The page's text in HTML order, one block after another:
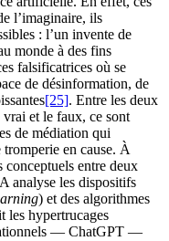
l’imaginaire, ils
: l’un invente de
monde à des fins
falsificatrices où se
de désinformation, de
[25]. Entre les deux
vrai et le faux, ce sont
de médiation qui
en cause. À
conceptuels entre deux
analyse les dispositifs
) et des algorithmes
les hypertrucages
— ChatGPT —